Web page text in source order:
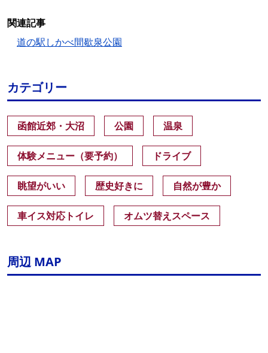
関連記事
道の駅しかべ間歇泉公園
カテゴリー
函館近郊・大沼 公園 温泉
体験メニュー（要予約） ドライブ
眺望がいい 歴史好きに 自然が豊か
車イス対応トイレ オムツ替えスペース
周辺 MAP